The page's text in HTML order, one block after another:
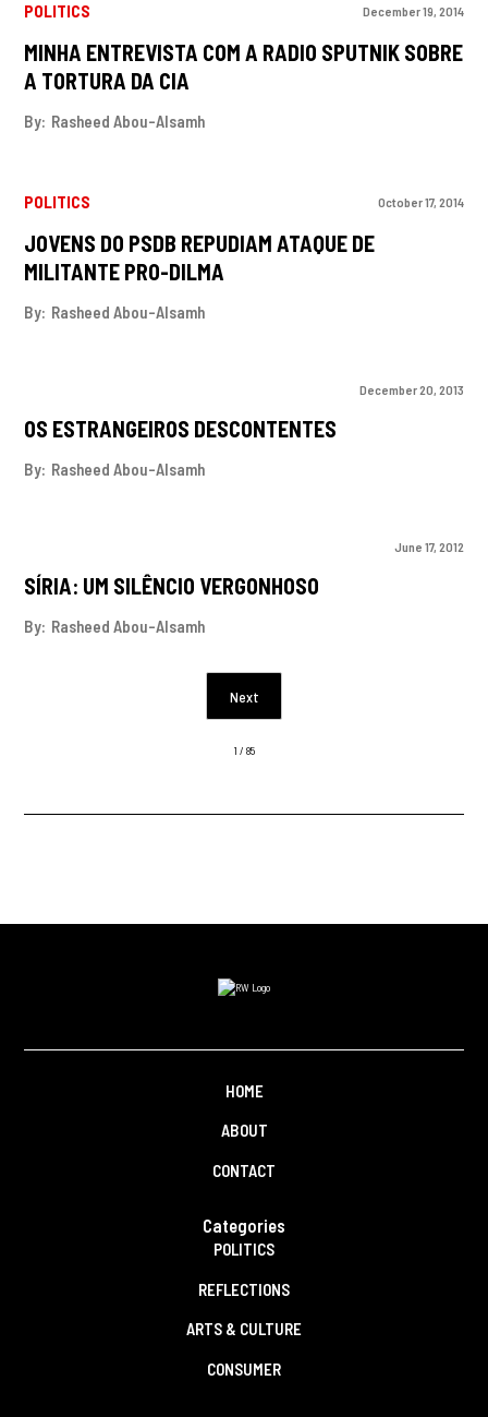
POLITICS December 19, 2014
MINHA ENTREVISTA COM A RADIO SPUTNIK SOBRE
A TORTURA DA CIA
By: Rasheed Abou-Alsamh
POLITICS October 17, 2014
JOVENS DO PSDB REPUDIAM ATAQUE DE
MILITANTE PRO-DILMA
By: Rasheed Abou-Alsamh
December 20, 2013
OS ESTRANGEIROS DESCONTENTES
By: Rasheed Abou-Alsamh
June 17, 2012
SÍRIA: UM SILÊNCIO VERGONHOSO
By: Rasheed Abou-Alsamh
Next
1 / 85
HOME
ABOUT
CONTACT
Categories
POLITICS
REFLECTIONS
ARTS & CULTURE
CONSUMER